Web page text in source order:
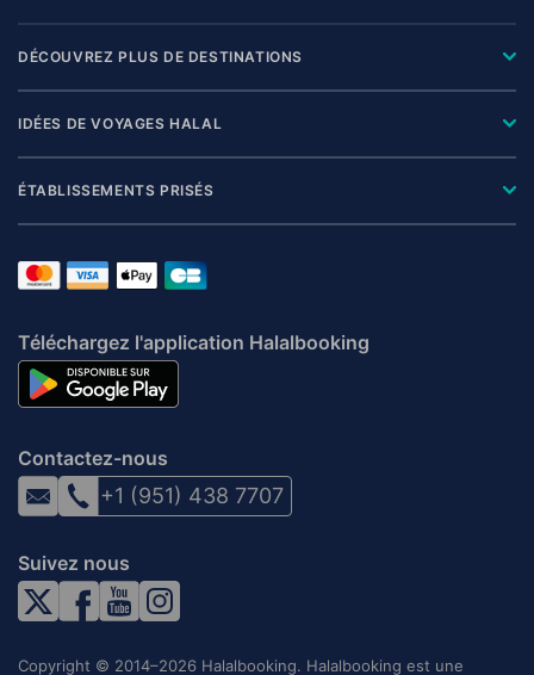
DÉCOUVREZ PLUS DE DESTINATIONS
IDÉES DE VOYAGES HALAL
ÉTABLISSEMENTS PRISÉS
Téléchargez l'application Halalbooking
Contactez-nous
+1 (951) 438 7707
Suivez nous
Copyright © 2014–2026 Halalbooking. Halalbooking est une